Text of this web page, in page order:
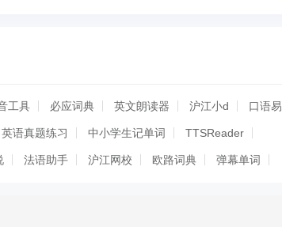
工具 必应词典 英文朗读器 沪江小d 口语易
英语真题练习 中小学生记单词 TTSReader
法语助手 沪江网校 欧路词典 弹幕单词